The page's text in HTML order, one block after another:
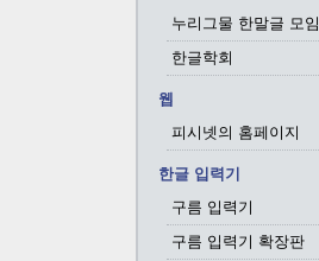
누리그물 한말글 모임
한글학회
웹
피시넷의 홈페이지
한글 입력기
구름 입력기
구름 입력기 확장판